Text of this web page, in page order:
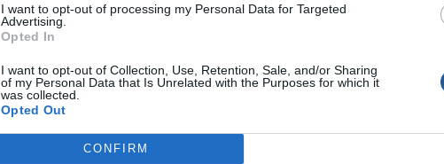
I want to opt-out of processing my Personal Data for Targeted
Advertising.
Opted In
I want to opt-out of Collection, Use, Retention, Sale, and/or Sharing
of my Personal Data that Is Unrelated with the Purposes for which it
was collected.
Opted Out
CONFIRM